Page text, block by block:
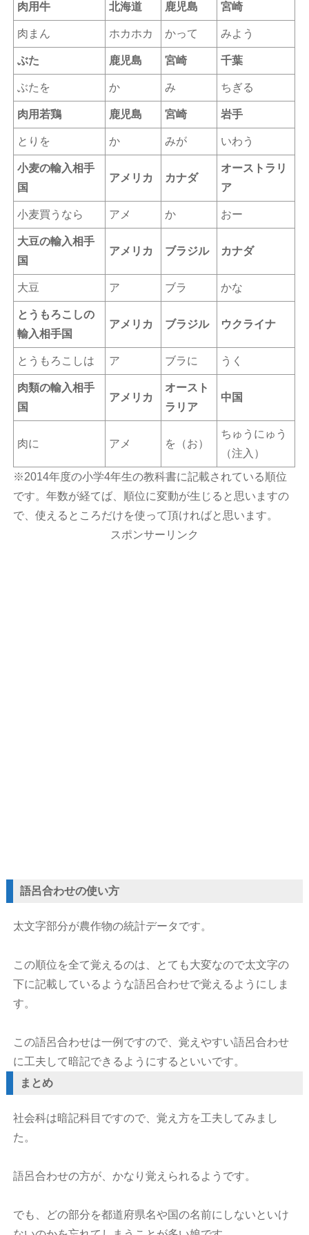
肉用牛 北海道 鹿児島 宮崎
肉まん ホカホカ かって みよう
ぶた 鹿児島 宮崎 千葉
ぶたを か み ちぎる
肉用若鶏 鹿児島 宮崎 岩手
とりを か みが いわう
小麦の輸入相手
国
アメリカ カナダ
オーストラリ
ア
小麦買うなら アメ か おー
大豆の輸入相手
国
アメリカ ブラジル カナダ
大豆 ア ブラ かな
とうもろこしの
輸入相手国
アメリカ ブラジル ウクライナ
とうもろこしは ア ブラに うく
肉類の輸入相手
国
アメリカ
オースト
ラリア
中国
肉に アメ を（お）
ちゅうにゅう
（注入）
※2014年度の小学4年生の教科書に記載されている順位
です。年数が経てば、順位に変動が生じると思いますの
で、使えるところだけを使って頂ければと思います。
スポンサーリンク
語呂合わせの使い方
太文字部分が農作物の統計データです。
この順位を全て覚えるのは、とても大変なので太文字の
下に記載しているような語呂合わせで覚えるようにしま
す。
この語呂合わせは一例ですので、覚えやすい語呂合わせ
に工夫して暗記できるようにするといいです。
まとめ
社会科は暗記科目ですので、覚え方を工夫してみまし
た。
語呂合わせの方が、かなり覚えられるようです。
でも、どの部分を都道府県名や国の名前にしないといけ